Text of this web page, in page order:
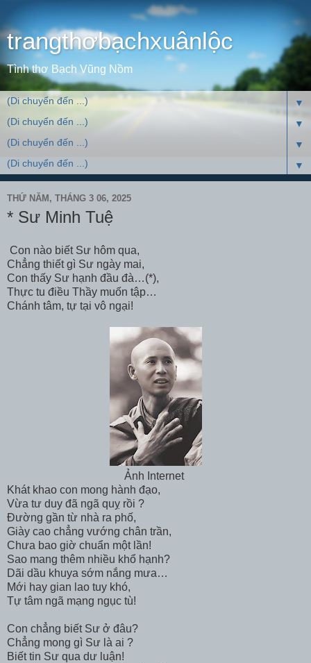
trangthơbạchxuânlộc
Tình thơ Bạch Vũng Nồm
▼
▼
▼
▼
THỨ NĂM, THÁNG 3 06, 2025
* Sư Minh Tuệ
Con nào biết Sư hôm qua,
Chẳng thiết gì Sư ngày mai,
Con thấy Sư hạnh đầu đà…(*),
Thực tu điều Thầy muốn tập…
Chánh tâm, tự tại vô ngại!
Ảnh Internet
Khát khao con mong hành đạo,
Vừa tư duy đã ngã quỵ rồi ?
Đường gần từ nhà ra phố,
Giày cao chẳng vướng chân trần,
Chưa bao giờ chuẩn một lần!
Sao mang thêm nhiều khổ hạnh?
Dãi dầu khuya sớm nắng mưa…
Mới hay gian lao tuy khó,
Tự tâm ngã mạng ngục tù!
Con chẳng biết Sư ở đâu?
Chẳng mong gì Sư là ai ?
Biết tin Sư qua dư luận!